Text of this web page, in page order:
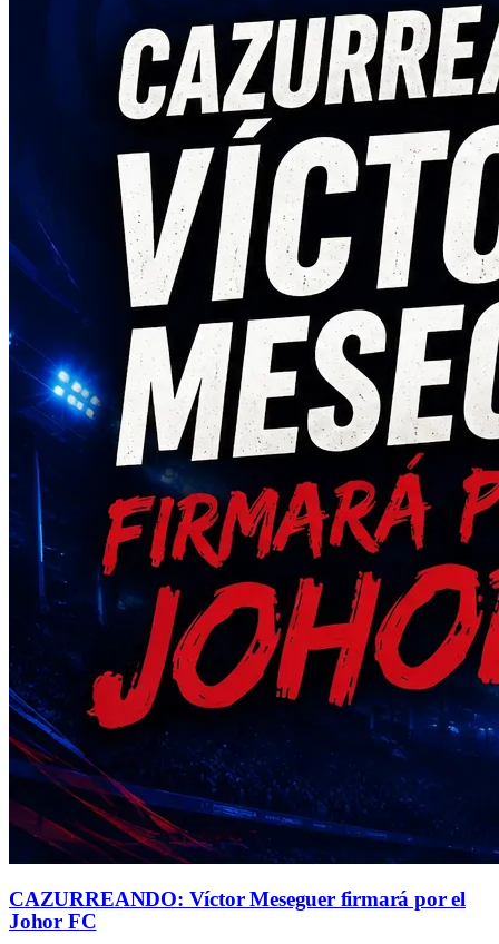
CAZURREANDO: Víctor Meseguer firmará por el
Johor FC